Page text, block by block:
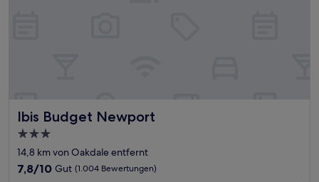
Ibis Budget Newport
Ibis Budget Newport
3.0-
Sterne-
Unterkunft
14,8 km von Oakdale entfernt
7.8
7,8/10 Gut (1.004 Bewertungen)